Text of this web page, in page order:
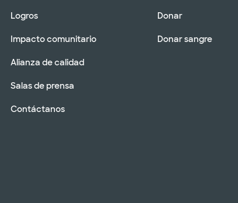
Logros
Impacto comunitario
Alianza de calidad
Salas de prensa
Contáctanos
Donar
Donar sangre